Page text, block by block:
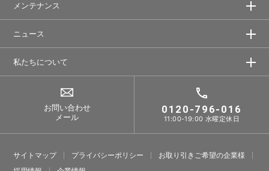
メンテナンス
ニュース
私たちについて
お問い合わせ
メール
0120-796-016
11:00-19:00 水曜定休日
サイトマップ プライバシーポリシー
お取り引きご希望の企業様